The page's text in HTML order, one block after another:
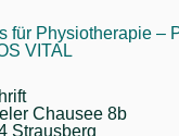
für Physiotherapie –
VITAL
Chausee 8b
Strausberg